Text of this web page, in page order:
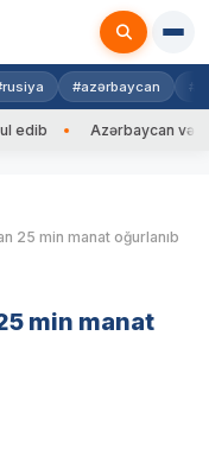
#azərbaycan
Azərbaycan və
25 min manat oğurlanıb
min manat